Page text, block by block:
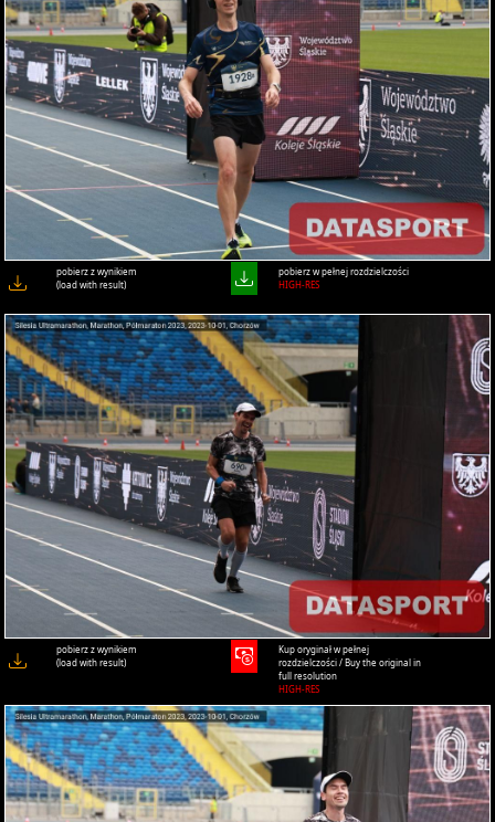
pobierz z wynikiem
(load with result)
pobierz w pełnej rozdzielczości
HIGH-RES
pobierz z wynikiem
(load with result)
Kup oryginał w pełnej
rozdzielczości / Buy the original in
full resolution
HIGH-RES